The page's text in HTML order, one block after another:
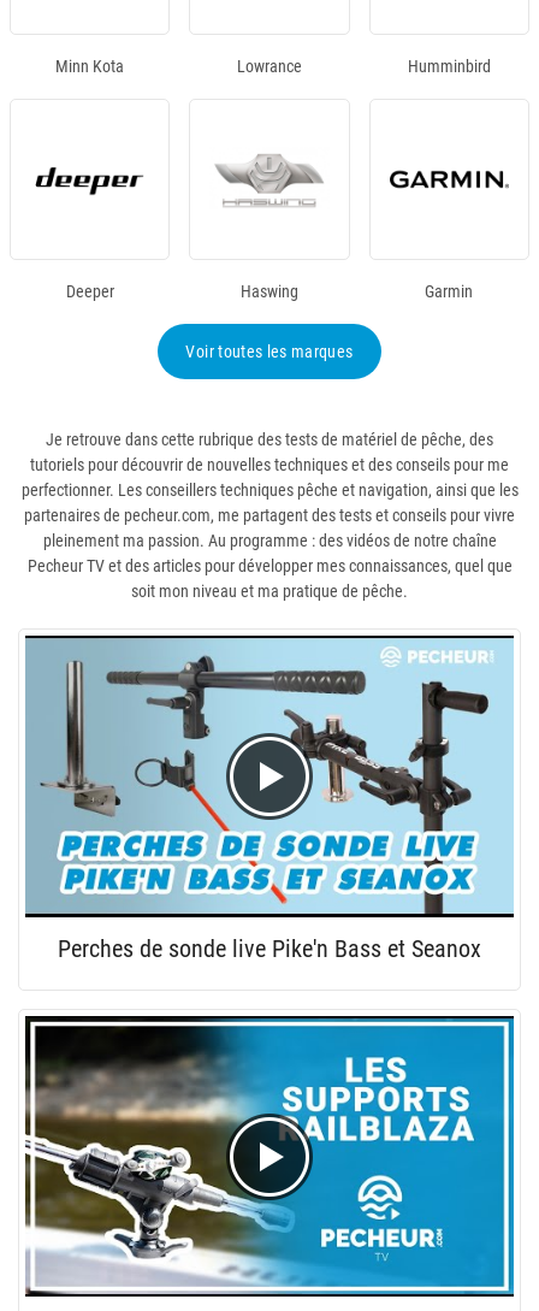
Minn Kota Lowrance Humminbird
Deeper Haswing Garmin
Voir toutes les marques
Je retrouve dans cette rubrique des tests de matériel de pêche, des
tutoriels pour découvrir de nouvelles techniques et des conseils pour me
perfectionner. Les conseillers techniques pêche et navigation, ainsi que les
partenaires de pecheur.com, me partagent des tests et conseils pour vivre
pleinement ma passion. Au programme : des vidéos de notre chaîne
Pecheur TV et des articles pour développer mes connaissances, quel que
soit mon niveau et ma pratique de pêche.
Perches de sonde live Pike'n Bass et Seanox